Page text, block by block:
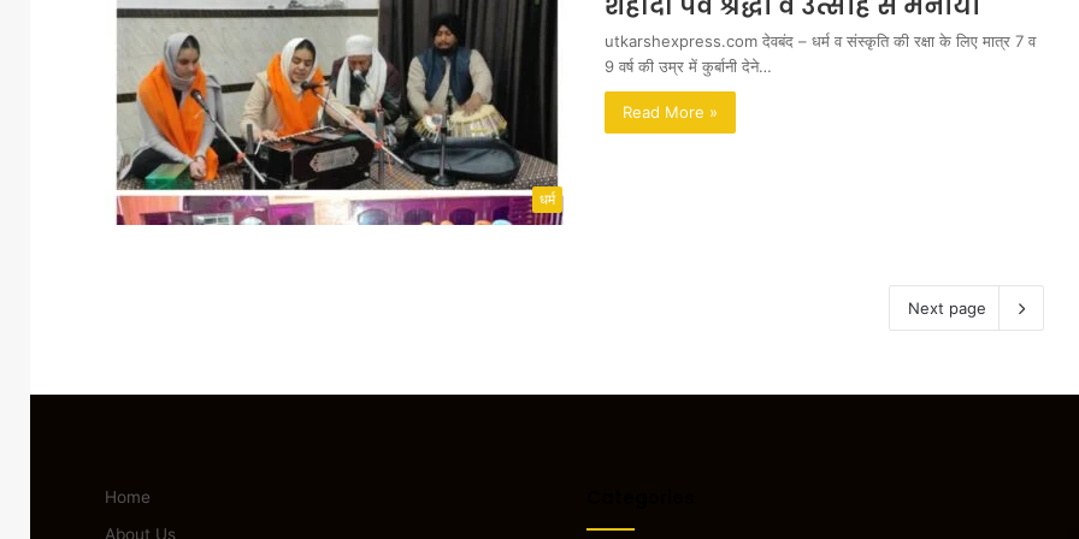
धर्म
utkarshexpress.com देवबंद – धर्म व संस्कृति की रक्षा के लिए मात्र 7 व
9 वर्ष की उम्र में कुर्बानी देने…
Read More »
Next page
Home
About Us